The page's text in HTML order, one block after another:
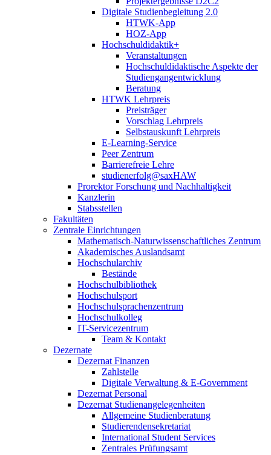
Digitale Studienbegleitung 2.0
HTWK-App
HOZ-App
Hochschuldidaktik+
Veranstaltungen
Hochschuldidaktische Aspekte der
Studiengangentwicklung
Beratung
HTWK Lehrpreis
Preisträger
Vorschlag Lehrpreis
Selbstauskunft Lehrpreis
E-Learning-Service
Peer Zentrum
Barrierefreie Lehre
studienerfolg@saxHAW
Prorektor Forschung und Nachhaltigkeit
Kanzlerin
Stabsstellen
Fakultäten
Zentrale Einrichtungen
Mathematisch-Naturwissenschaftliches Zentrum
Akademisches Auslandsamt
Hochschularchiv
Bestände
Hochschulbibliothek
Hochschulsport
Hochschulsprachenzentrum
Hochschulkolleg
IT-Servicezentrum
Team & Kontakt
Dezernate
Dezernat Finanzen
Zahlstelle
Digitale Verwaltung & E-Government
Dezernat Personal
Dezernat Studienangelegenheiten
Allgemeine Studienberatung
Studierendensekretariat
International Student Services
Zentrales Prüfungsamt